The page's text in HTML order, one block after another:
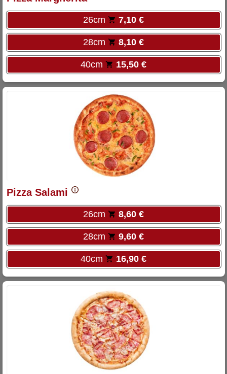
26cm 7,10 €
28cm 8,10 €
40cm 15,50 €
Pizza Salami
26cm 8,60 €
28cm 9,60 €
40cm 16,90 €